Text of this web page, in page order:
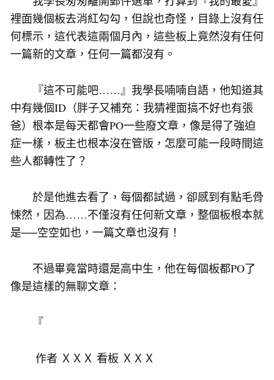
裡面幾個板去消紅勾勾，但說也奇怪，目錄上沒有任
何標示，這代表這兩個月內，這些板上竟然沒有任何
一篇新的文章，任何一篇都沒有。
『這不可能吧……』我學長喃喃自語，他知道其
中有幾個ID（胖子又補充：我猜裡面搞不好也有張
爸）根本是每天都會PO一些廢文章，像是得了強迫
症一樣，板主也根本沒在管版，怎麼可能一段時間這
些人都轉性了？
於是他進去看了，每個都試過，卻感到有點毛骨
悚然，因為……不僅沒有任何新文章，整個板根本就
是──空空如也，一篇文章也沒有！
不過畢竟當時還是高中生，他在每個板都PO了
像是這樣的無聊文章：
『
作者 ＸＸＸ 看板 ＸＸＸ